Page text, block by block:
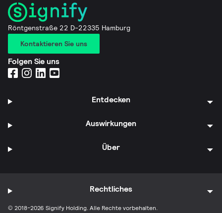
Röntgenstraße 22 D-22335 Hamburg
Kontaktieren Sie uns
Folgen Sie uns
Entdecken
Auswirkungen
Über
© 2018-2026 Signify Holding. Alle Rechte vorbehalten.
Rechtliches